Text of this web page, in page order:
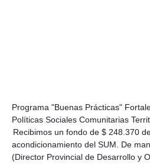
Programa "Buenas Prácticas"
Políticas Sociales Comunitarias
Recibimos un fondo de $ 248.370
acondicionamiento del SUM. De
(Director Provincial de Desarrollo y